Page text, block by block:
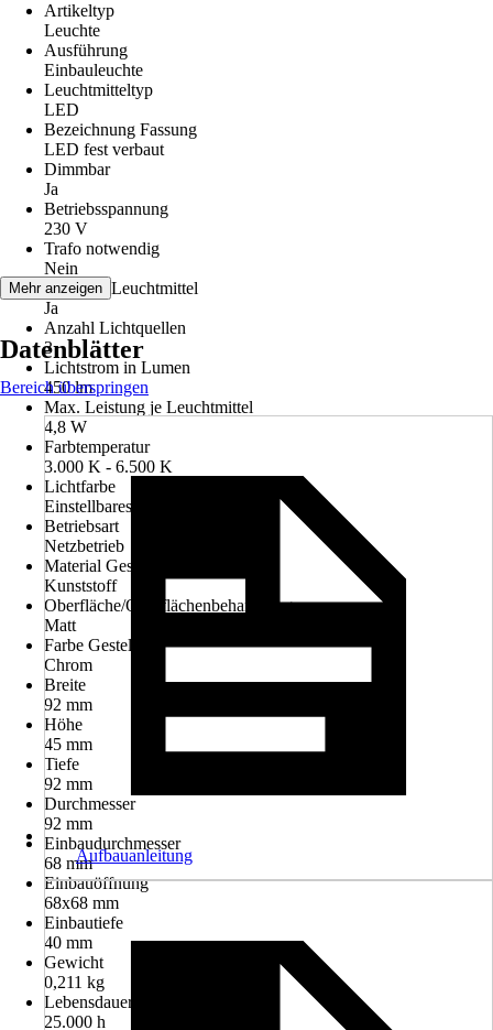
Artikeltyp
Leuchte
Ausführung
Einbauleuchte
Leuchtmitteltyp
LED
Bezeichnung Fassung
LED fest verbaut
Dimmbar
Ja
Betriebsspannung
230 V
Trafo notwendig
Nein
inklusive Leuchtmittel
Ja
Anzahl Lichtquellen
3
Lichtstrom in Lumen
450 lm
Max. Leistung je Leuchtmittel
4,8 W
Farbtemperatur
3.000 K - 6.500 K
Lichtfarbe
Einstellbares Weiß, RGB
Betriebsart
Netzbetrieb
Material Gestell
Kunststoff
Oberfläche/Oberflächenbehandlung
Matt
Farbe Gestell
Chrom
Breite
92 mm
Höhe
45 mm
Tiefe
92 mm
Durchmesser
92 mm
Einbaudurchmesser
68 mm
Einbauöffnung
68x68 mm
Einbautiefe
40 mm
Gewicht
0,211 kg
Lebensdauer Leuchtmittel
25.000 h
Mehr anzeigen
Datenblätter
Bereich überspringen
Aufbauanleitung